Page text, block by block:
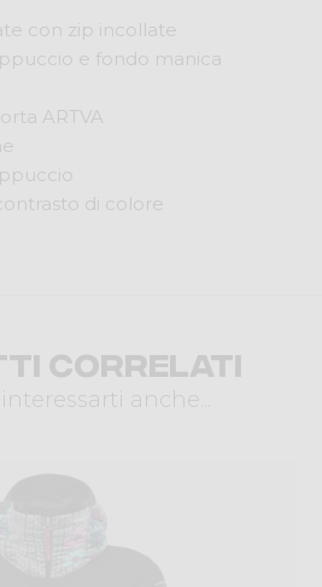
con zip incollate
e fondo manica
ARTVA
di colore
correlati
anche...